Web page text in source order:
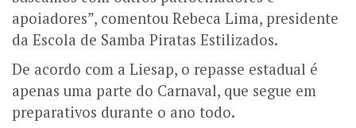
apoiadores”, comentou Rebeca Lima, presidente
da Escola de Samba Piratas Estilizados.
De acordo com a Liesap, o repasse estadual é
apenas uma parte do Carnaval, que segue em
preparativos durante o ano todo.